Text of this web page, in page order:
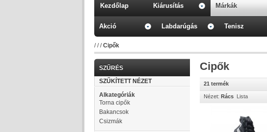
Kezdőlap Kiárusítás Márkák
Akció Labdarúgás Tenisz
///Cipők
SZŰRÉS
SZŰKÍTETT NÉZET
Alkategóriák
Torna cipők
Bakancsok
Csizmák
Cipők
21 termék
Nézet: Rács Lista